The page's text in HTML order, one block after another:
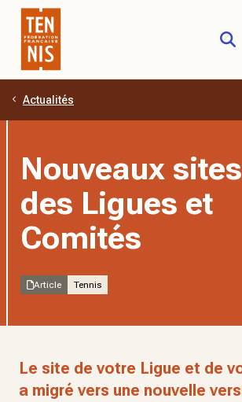
Aller au contenu principal
Actualités
Nouveaux
des Ligues et
Comités
Article Tennis
Le site de votre Ligue et de
a migré vers une nouvelle